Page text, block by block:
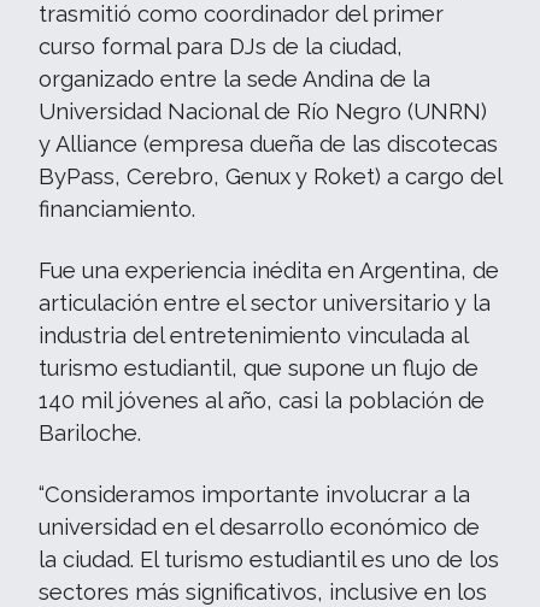
trasmitió como coordinador del primer
curso formal para DJs de la ciudad,
organizado entre la sede Andina de la
Universidad Nacional de Río Negro (UNRN)
y Alliance (empresa dueña de las discotecas
ByPass, Cerebro, Genux y Roket) a cargo del
financiamiento.
Fue una experiencia inédita en Argentina, de
articulación entre el sector universitario y la
industria del entretenimiento vinculada al
turismo estudiantil, que supone un flujo de
140 mil jóvenes al año, casi la población de
Bariloche.
“Consideramos importante involucrar a la
universidad en el desarrollo económico de
la ciudad. El turismo estudiantil es uno de los
sectores más significativos, inclusive en los